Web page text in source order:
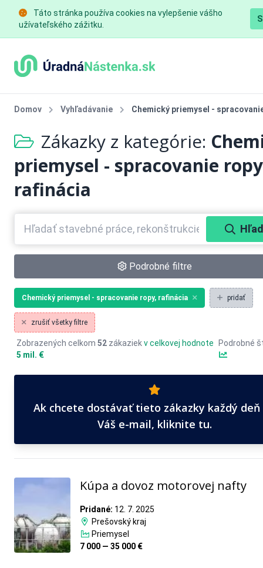
Táto stránka používa cookies na vylepšenie vášho
užívateľského zážitku.
Domov Vyhľadávanie Chemický priemysel -
Zákazky z kategórie:
priemysel - spracovanie
rafinácia
Podrobné filtre
Chemický priemysel - spracovanie ropy, rafinácia pridať
zrušiť všetky filtre
Zobrazených celkom 52 zákaziekv celkovej hodnote
5 mil. €
Podrobné
Ak chcete dostávať tieto zákazky každý deň
Váš e-mail, kliknite tu.
Kúpa a dovoz motorovej nafty
Pridané: 12. 7. 2025
Prešovský kraj
Priemysel
7 000 — 35 000 €